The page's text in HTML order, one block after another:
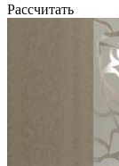
Рассчитать